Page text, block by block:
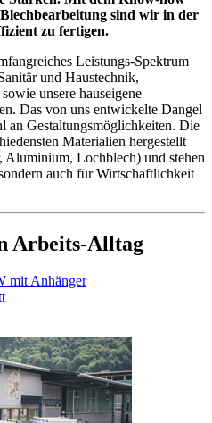
sind wir in der
zu fertigen.
Leistungs-Spektrum
und Haustechnik,
unsere hauseigene
Das von uns entwickelte Dangel
an Gestaltungsmöglichkeiten. Die
Materialien hergestellt
Lochblech) und stehen
auch für Wirtschaftlichkeit
Arbeits-Alltag